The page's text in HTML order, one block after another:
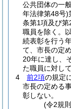
公共団体の一
年法律第48号)
条第1項及び
職員を除く。
続表彰を行う
て、市長の定
20年に達し、
た職員に対して
4
前2項の規定
市長の定める
彰しない。
(令2規